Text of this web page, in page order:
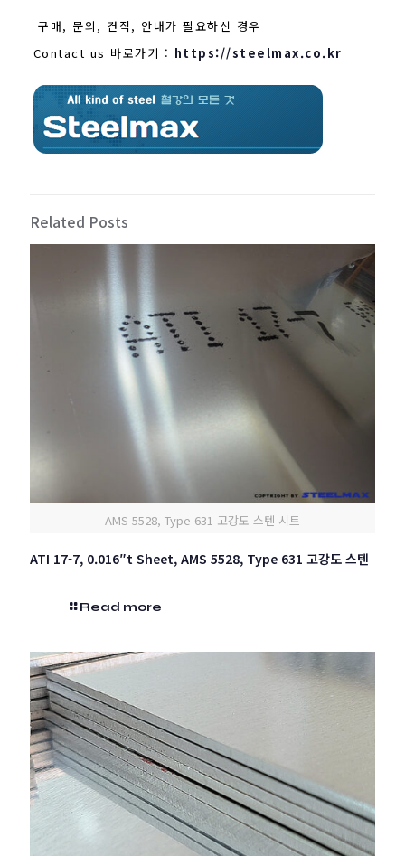
구매, 문의, 견적, 안내가 필요하신 경우
Contact us 바로가기 : https://steelmax.co.kr
Related Posts
AMS 5528, Type 631 고강도 스텐 시트
ATI 17-7, 0.016″t Sheet, AMS 5528, Type 631 고강도 스텐
Read more